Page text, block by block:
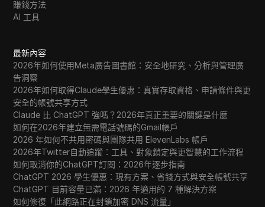
賺錢方法
AI 工具
最新內容
2026年如何使用Meta廣告圖書館：安全地研究、分析與管理廣
告洞察
2026年如何取得Claude學生優惠：真實存取資格、申請條件與更
安全的帳號共享方式
Claude 比 ChatGPT 強嗎？2026年真正重要的關鍵是什麼
如何在2026年建立無需電話號碼的Gmail帳戶
2026 年如何不共用密碼與團隊共用 ElevenLabs 帳戶
2026年Twitter自動追蹤：工具、對象鎖定與更智慧的工作流程
如何取消你的ChatGPT訂閱：2026年逐步指南
ChatGPT 2026 學生優惠：現有方案、省錢方式與安全帳號共享
ChatGPT 目前容量已滿：2026 年適用的 7 種解決方案
如何修復「此網路正在封鎖加密 DNS 流量」